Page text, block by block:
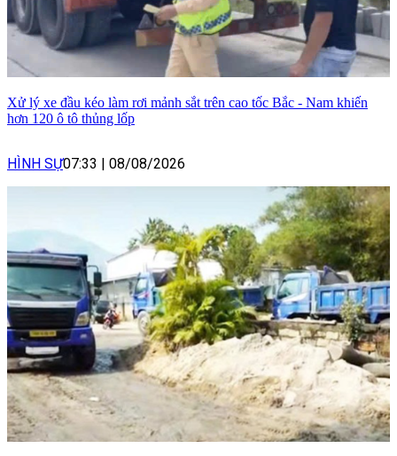
Xử lý xe đầu kéo làm rơi mảnh sắt trên cao tốc Bắc - Nam khiến
hơn 120 ô tô thủng lốp
HÌNH SỰ07:33 | 08/08/2026